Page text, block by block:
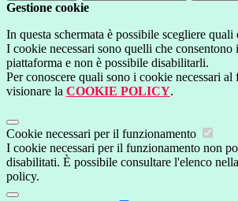
Gestione cookie
In questa schermata è possibile scegliere
I cookie necessari sono quelli che
piattaforma e non è possibile disabilitarli.
Per conoscere quali sono i cookie necessari
visionare la COOKIE POLICY.
Cookie necessari per il funzionamento
I cookie necessari per il funzionamento non
disabilitati. È possibile consultare l'elenco
policy.